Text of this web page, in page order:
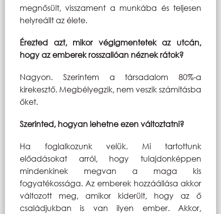
megnősült, visszament a munkába és teljesen
helyreállt az élete.
Érezted azt, mikor végigmentetek az utcán,
hogy az emberek rosszallóan néznek rátok?
Nagyon. Szerintem a társadalom 80%-a
kirekesztő. Megbélyegzik, nem veszik számításba
őket.
Szerinted, hogyan lehetne ezen változtatni?
Ha foglalkozunk velük. Mi tartottunk
előadásokat arról, hogy tulajdonképpen
mindenkinek megvan a maga kis
fogyatékossága. Az emberek hozzáállása akkor
változott meg, amikor kiderült, hogy az ő
családjukban is van ilyen ember. Akkor,